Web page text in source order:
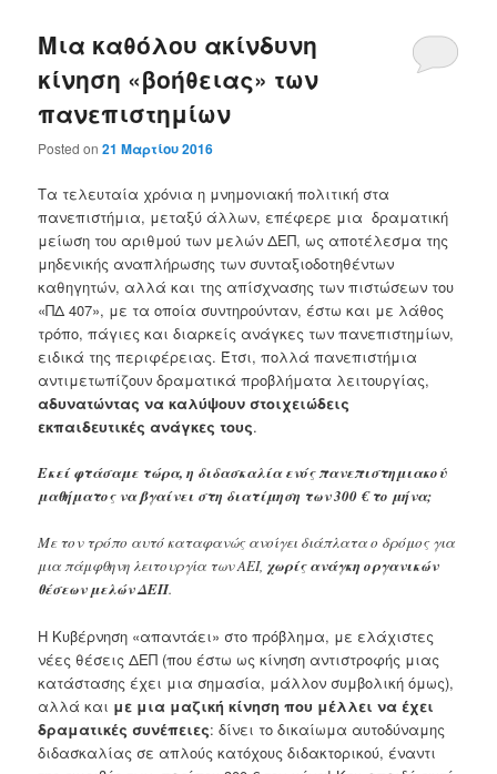
Μια καθόλου ακίνδυνη
κίνηση «βοήθειας» των
πανεπιστημίων
Posted on21 Μαρτίου 2016
Τα τελευταία χρόνια η μνημονιακή πολιτική στα
πανεπιστήμια, μεταξύ άλλων, επέφερε μια δραματική
μείωση του αριθμού των μελών ΔΕΠ, ως αποτέλεσμα της
μηδενικής αναπλήρωσης των συνταξιοδοτηθέντων
καθηγητών, αλλά και της απίσχνασης των πιστώσεων του
«ΠΔ 407», με τα οποία συντηρούνταν, έστω και με λάθος
τρόπο, πάγιες και διαρκείς ανάγκες των πανεπιστημίων,
ειδικά της περιφέρειας. Έτσι, πολλά πανεπιστήμια
αντιμετωπίζουν δραματικά προβλήματα λειτουργίας,
αδυνατώντας να καλύψουν στοιχειώδεις
εκπαιδευτικές ανάγκες τους.
Εκεί φτάσαμε τώρα, η διδασκαλία ενός πανεπιστημιακού
μαθήματος να βγαίνει στη διατίμηση των 300 € το μήνα;
Με τον τρόπο αυτό καταφανώς ανοίγει διάπλατα ο δρόμος για
μια πάμφθηνη λειτουργία των ΑΕΙ, χωρίς ανάγκη οργανικών
θέσεων μελών ΔΕΠ.
Η Κυβέρνηση «απαντάει» στο πρόβλημα, με ελάχιστες
νέες θέσεις ΔΕΠ (που έστω ως κίνηση αντιστροφής μιας
κατάστασης έχει μια σημασία, μάλλον συμβολική όμως),
αλλά και με μια μαζική κίνηση που μέλλει να έχει
δραματικές συνέπειες: δίνει το δικαίωμα αυτοδύναμης
διδασκαλίας σε απλούς κατόχους διδακτορικού, έναντι